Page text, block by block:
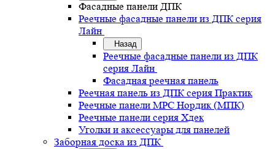
Фасадные панели ДПК
Реечные фасадные панели из ДПК серия
Лайн
Назад
Реечные фасадные панели из ДПК
серия Лайн
Фасадная реечная панель
Реечная панель из ДПК серия Практик
Реечные панели MPC Нордик (МПК)
Реечные панели серия Хдек
Уголки и аксессуары для панелей
Заборная доска из ДПК